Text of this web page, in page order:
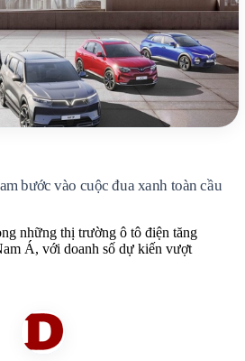
bước vào cuộc đua xanh toàn cầu
những thị trường ô tô điện tăng
Á, với doanh số dự kiến vượt